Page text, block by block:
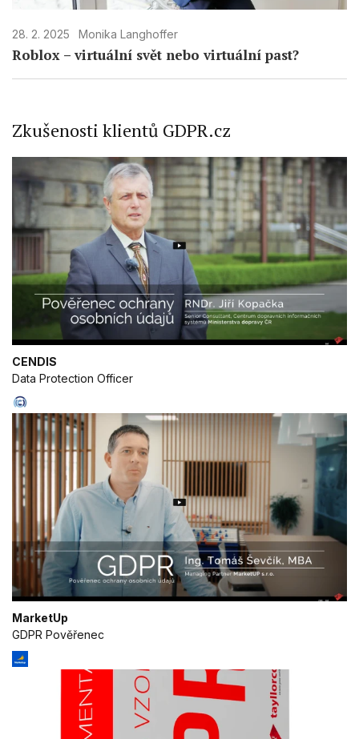
28. 2. 2025 Monika Langhoffer
Roblox – virtuální svět nebo virtuální past?
Zkušenosti klientů GDPR.cz
CENDIS
Data Protection Officer
MarketUp
GDPR Pověřenec